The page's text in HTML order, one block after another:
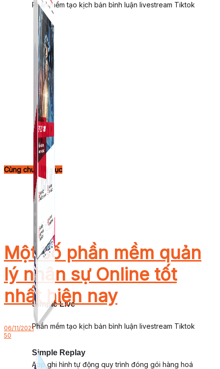
Phần mềm tạo kịch bản bình luận livestream Tiktok
Simple Replay
App ghi hình tự động quy trình đóng gói hàng hoá
Simple Live
Phần mềm tạo kịch bản bình luận livestream Tiktok
Cùng chuyên mục
Một số phần mềm quản
lý nhân sự Online tốt
nhất hiện nay
06/11/2021
50